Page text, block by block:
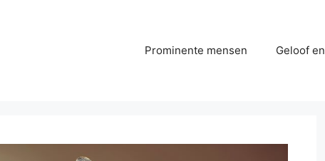
Prominente mensen Geloof